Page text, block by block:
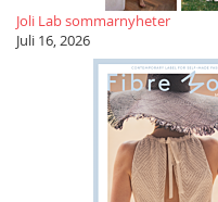
Joli Lab sommarnyheter
Juli 16, 2026